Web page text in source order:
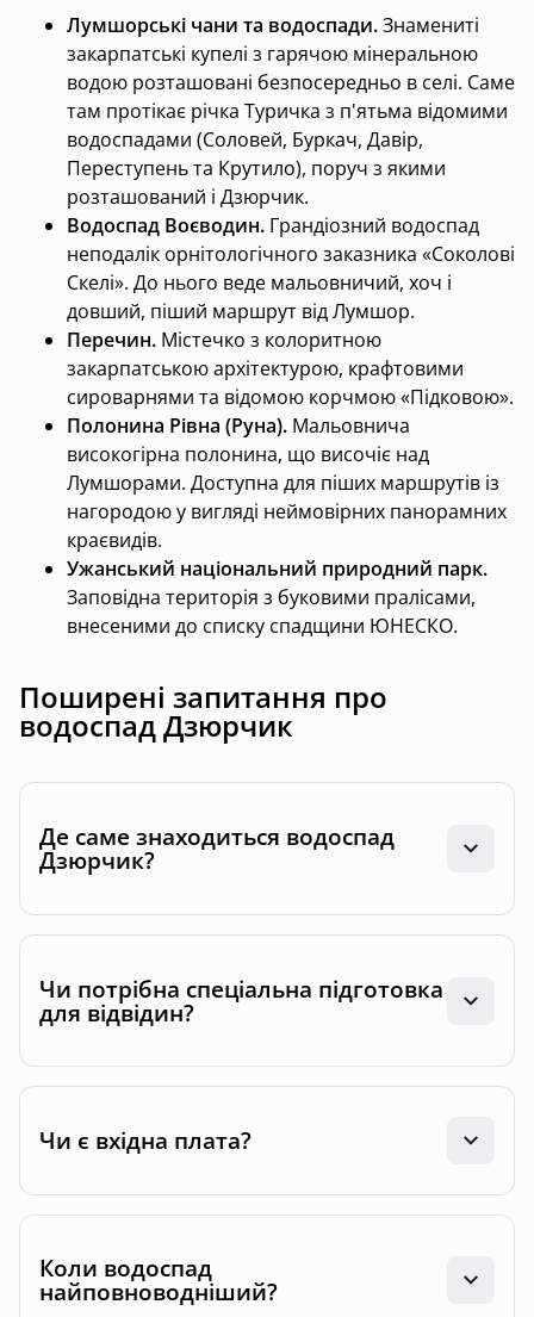
Лумшорські чани та водоспади.Знамениті
закарпатські купелі з гарячою мінеральною
водою розташовані безпосередньо в селі. Саме
там протікає річка Туричка з п'ятьма відомими
водоспадами (Соловей, Буркач, Давір,
Переступень та Крутило), поруч з якими
розташований і Дзюрчик.
Водоспад Воєводин. Грандіозний водоспад
неподалік орнітологічного заказника «Соколові
Скелі». До нього веде мальовничий, хоч і
довший, піший маршрут від Лумшор.
Перечин. Містечко з колоритною
закарпатською архітектурою, крафтовими
сироварнями та відомою корчмою «Підковою».
Полонина Рівна (Руна). Мальовнича
високогірна полонина, що височіє над
Лумшорами. Доступна для піших маршрутів із
нагородою у вигляді неймовірних панорамних
краєвидів.
Ужанський національний природний парк.
Заповідна територія з буковими пралісами,
внесеними до списку спадщини ЮНЕСКО.
Поширені запитання про
водоспад Дзюрчик
Де саме знаходиться водоспад
Дзюрчик?
Чи потрібна спеціальна підготовка
для відвідин?
Чи є вхідна плата?
Коли водоспад
найповноводніший?